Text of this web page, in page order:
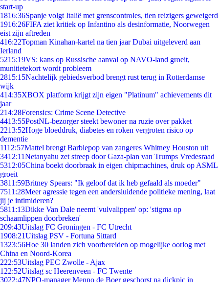
start-up
1816:36Spanje volgt Italië met grenscontroles, tien reizigers geweigerd
1916:26FIFA ziet kritiek op Infantino als desinformatie, Noorwegen
eist zijn aftreden
416:22Topman Kinahan-kartel na tien jaar Dubai uitgeleverd aan
Ierland
5215:19VS: kans op Russische aanval op NAVO-land groeit,
munitietekort wordt probleem
2815:15Nachtelijk gebiedsverbod brengt rust terug in Rotterdamse
wijk
414:35XBOX platform krijgt zijn eigen "Platinum" achievements dit
jaar
214:28Forensics: Crime Scene Detective
4413:55PostNL-bezorger steekt bewoner na ruzie over pakket
2213:52Hoge bloeddruk, diabetes en roken vergroten risico op
dementie
1112:57Mattel brengt Barbiepop van zangeres Whitney Houston uit
3412:11Netanyahu zet streep door Gaza-plan van Trumps Vredesraad
5312:05China boekt doorbraak in eigen chipmachines, druk op ASML
groeit
3811:59Britney Spears: "Ik geloof dat ik heb gefaald als moeder"
7511:28Meer agressie tegen een andersluidende politieke mening, laat
jij je intimideren?
5811:13Dikke Van Dale neemt 'vulvalippen' op: 'stigma op
schaamlippen doorbreken'
209:43Uitslag FC Groningen - FC Utrecht
1908:21Uitslag PSV - Fortuna Sittard
1323:56Hoe 30 landen zich voorbereiden op mogelijke oorlog met
China en Noord-Korea
222:53Uitslag PEC Zwolle - Ajax
1 22:52Uitslag sc Heerenveen - FC Twente
3022:47NPO-manager Menno de Boer geschorst na dickpic in